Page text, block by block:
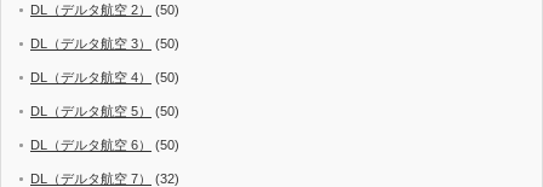
DL（デルタ航空 2） (50)
DL（デルタ航空 3） (50)
DL（デルタ航空 4） (50)
DL（デルタ航空 5） (50)
DL（デルタ航空 6） (50)
DL（デルタ航空 7） (32)